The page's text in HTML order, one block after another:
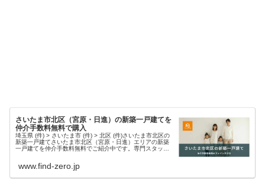
さいたま市北区（宮原・日進）の新築一戸建てを
仲介手数料無料で購入
埼玉県 (件) > さいたま市 (件) > 北区 (件)さいたま市北区の
新築一戸建てさいたま市北区（宮原・日進）エリアの新築
一戸建てを仲介手数料無料でご紹介中です。専門スタッフ
www.find-zero.jp